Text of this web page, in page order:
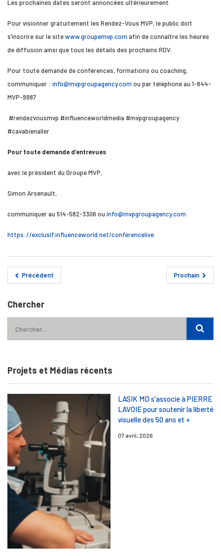
Les prochaines dates seront annoncées ultérieurement.
Pour visionner gratuitement les Rendez-Vous MVP, le public doit
s’inscrire sur le sitewww.groupemvp.com afin de connaître les heures
de diffusion ainsi que tous les détails des prochains RDV.
Pour toute demande de conférences, formations ou coaching,
communiquer : info@mvpgroupagency.com ou par téléphone au 1-844-
MVP-9987
#rendezvousmvp #influenceworldmedia #mvpgroupagency
#cavabienaller
Pour toute demande d’entrevues
avec le président du Groupe MVP,
Simon Arsenault,
communiquer au 514-582-3306 ou info@mvpgroupagency.com
https://exclusif.influenceworld.net/conferencelive
Précédent Prochain
Chercher
Projets et Médias récents
LASIK MD s'associe à PIERRE
LAVOIE pour soutenir la liberté
visuelle des 50 ans et +
07 avril, 2026